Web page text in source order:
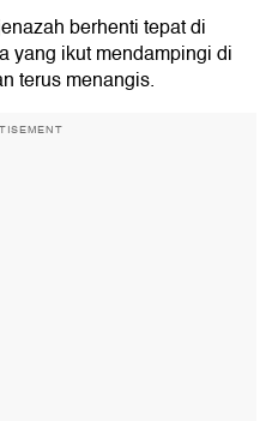
berhenti tepat di
yang ikut mendampingi di
terus menangis.